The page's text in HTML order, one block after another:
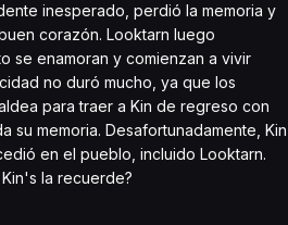
inesperado, perdió la memoria y
corazón. Looktarn luego
se enamoran y comienzan a vivir
no duró mucho, ya que los
para traer a Kin de regreso con
su memoria. Desafortunadamente, Kin
en el pueblo, incluido Looktarn.
la recuerde?